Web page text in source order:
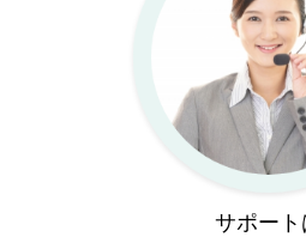
サポート